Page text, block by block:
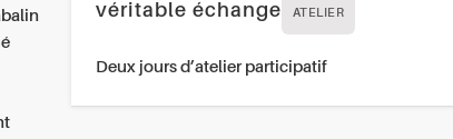
véritable échange
ATELIER
Deux jours d’atelier participatif